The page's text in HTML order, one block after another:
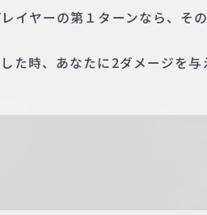
イヤーの第１ターンなら、そ
た時、あなたに2ダメージを